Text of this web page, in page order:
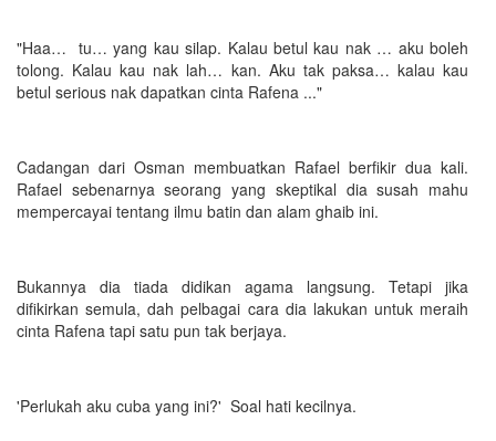
"Haa… tu… yang kau silap. Kalau betul kau nak … aku boleh
tolong. Kalau kau nak lah… kan. Aku tak paksa… kalau kau
betul serious nak dapatkan cinta Rafena ..."
Cadangan dari Osman membuatkan Rafael berfikir dua kali.
Rafael sebenarnya seorang yang skeptikal dia susah mahu
mempercayai tentang ilmu batin dan alam ghaib ini.
Bukannya dia tiada didikan agama langsung. Tetapi jika
difikirkan semula, dah pelbagai cara dia lakukan untuk meraih
cinta Rafena tapi satu pun tak berjaya.
'Perlukah aku cuba yang ini?' Soal hati kecilnya.